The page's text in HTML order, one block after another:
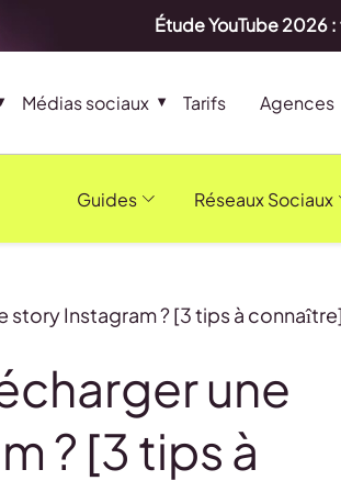
Étude YouTube 2026
Médias sociaux Tarifs Agences
Guides Réseaux Sociaux
Instagram ? [3 tips à connaître]
une
? [3 tips à